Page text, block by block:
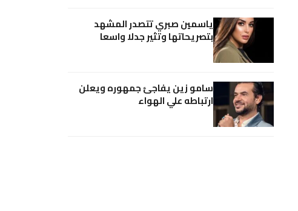
ياسمين صبري تتصدر المشهد
بتصريحاتها وتثير جدلا واسعا
سامو زين يفاجئ جمهوره ويعلن
ارتباطه علي الهواء